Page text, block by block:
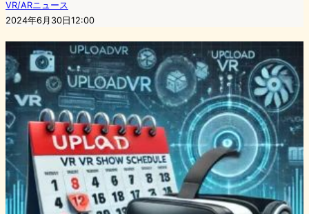
VR/ARニュース
2024年6月30日12:00